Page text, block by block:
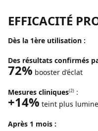
EFFICACITÉ
Dès la 1ère utilisation :
Des résultats confirmés
72% booster d’éclat
Mesures cliniques(2) :
+14% teint plus
Après 1 mois :